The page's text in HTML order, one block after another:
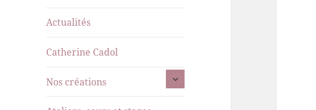
Actualités
Catherine Cadol
Nos créations
ouvrir
le